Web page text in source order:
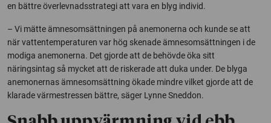
en bättre överlevnadsstrategi att vara en blyg individ.
– Vi mätte ämnesomsättningen på anemonerna och kunde se att
när vattentemperaturen var hög skenade ämnesomsättningen i de
modiga anemonerna. Det gjorde att de behövde öka sitt
näringsintag så mycket att de riskerade att duka under. De blyga
anemonernas ämnesomsättning ökade mindre vilket gjorde att de
klarade värmestressen bättre, säger Lynne Sneddon.